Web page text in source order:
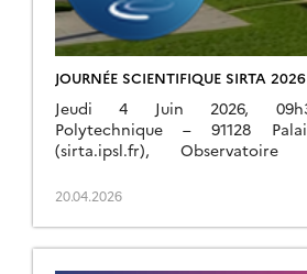
JOURNÉE SCIENTIFIQUE SIRTA 2026
Jeudi 4 Juin 2026,
Polytechnique – 91128
(sirta.ipsl.fr), Observatoire
organise cette année sa
20.04.2026